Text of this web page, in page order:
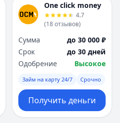
One click money
4.7
(18отзывов)
Сумма
до 30 000 ₽
Срок
до 30 дней
Одобрение
Высокое
Займ на карту 24/7 Срочно
Получить деньги